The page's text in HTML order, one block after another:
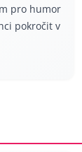
pro humor
pokročit v